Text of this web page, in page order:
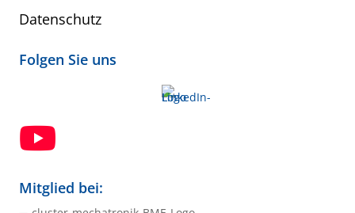
Datenschutz
Folgen Sie uns

Mitglied bei: